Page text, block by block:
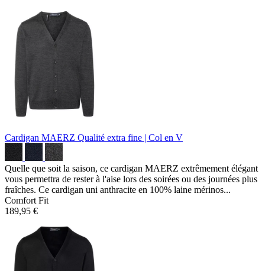
Cardigan MAERZ Qualité extra fine | Col en V
Quelle que soit la saison, ce cardigan MAERZ extrêmement élégant
vous permettra de rester à l'aise lors des soirées ou des journées plus
fraîches. Ce cardigan uni anthracite en 100% laine mérinos...
Comfort Fit
189,95 €